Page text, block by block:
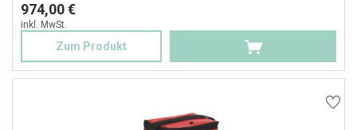
974,00 €
inkl. MwSt.
Zum Produkt